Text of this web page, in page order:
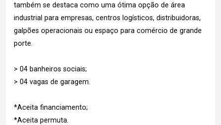
também se destaca como uma ótima opção de área
industrial para empresas, centros logísticos, distribuidoras,
galpões operacionais ou espaço para comércio de grande
porte.
> 04 banheiros sociais;
> 04 vagas de garagem.
*Aceita financiamento;
*Aceita permuta.